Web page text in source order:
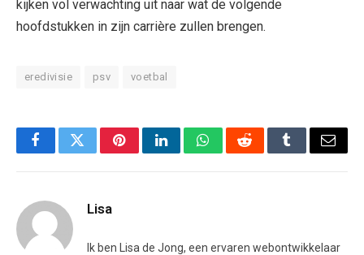
kijken vol verwachting uit naar wat de volgende
hoofdstukken in zijn carrière zullen brengen.
eredivisie psv voetbal
FacebookTwitterPinterestLinkedInWhatsAppRedditTumblrEmail
Lisa
Ik ben Lisa de Jong, een ervaren webontwikkelaar